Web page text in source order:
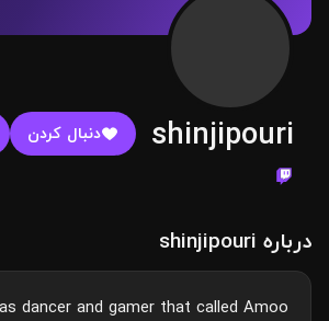
shinjipouri دنبال کردن
درباره shinjipouri
dancer and gamer that called Amoo